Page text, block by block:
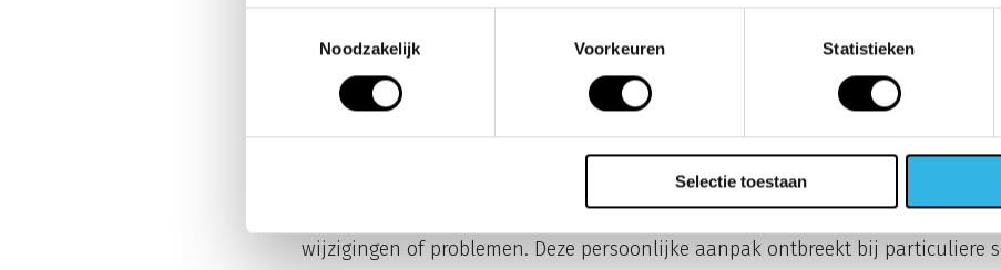
Noodzakelijk
Voorkeuren Statistieken
Selectie toestaan
Zakelijke simkaarten worden geleverd met
dedicated accountmanagement
technische ondersteuning
. Particuliere klanten krijgen standaard
kanalen, terwijl zakelijke klanten directe toegang hebben tot gespecialiseerde
kortere responstijden.
Accountmanagers bij zakelijke telefonie begrijpen specifieke bedrijfsbehoeften
wijzigingen of problemen. Deze persoonlijke aanpak ontbreekt bij particuliere